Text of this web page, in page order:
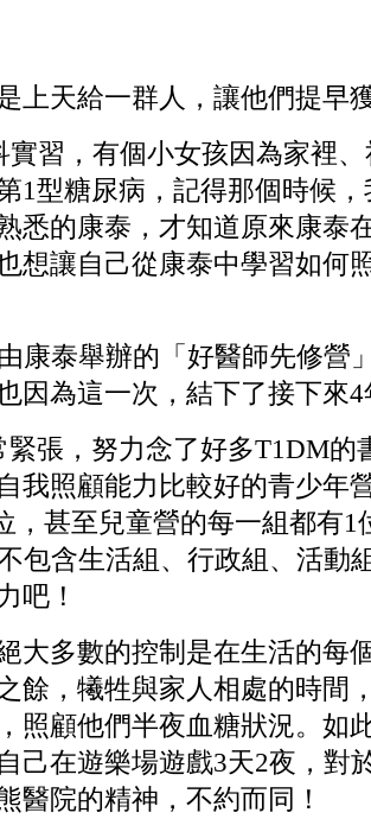
天給一群人，讓他們提早
，有個小女孩因為家裡、
1型糖尿病，記得那個時候
悉的康泰，才知道原來康泰
想讓自己從康泰中學習如何
泰舉辦的「好醫師先修營
因為這一次，結下了接下來4
，努力念了好多T1DM的
我照顧能力比較好的青少
，甚至兒童營的每一組都有
包含生活組、行政組、活
吧！
多數的控制是在生活的每
餘，犧牲與家人相處的時
照顧他們半夜血糖狀況。如
己在遊樂場遊戲3天2夜，
醫院的精神，不約而同！